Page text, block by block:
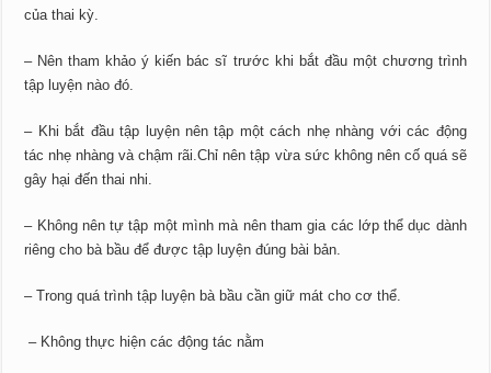
của thai kỳ.
– Nên tham khảo ý kiến bác sĩ trước khi bắt đầu một chương trình
tập luyện nào đó.
– Khi bắt đầu tập luyện nên tập một cách nhẹ nhàng với các động
tác nhẹ nhàng và chậm rãi.Chỉ nên tập vừa sức không nên cố quá sẽ
gây hại đến thai nhi.
– Không nên tự tập một mình mà nên tham gia các lớp thể dục dành
riêng cho bà bầu để được tập luyện đúng bài bản.
– Trong quá trình tập luyện bà bầu cần giữ mát cho cơ thể.
– Không thực hiện các động tác nằm